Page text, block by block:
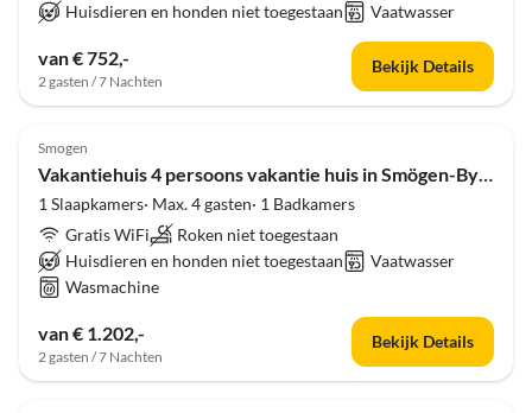
Huisdieren en honden niet toegestaan
Vaatwasser
van € 752,-
2 gasten / 7 Nachten
Bekijk Details
4.0 (2)
Smogen
Vakantiehuis 4 persoons vakantie huis in Smögen-By Traum
1 Slaapkamers· Max. 4 gasten· 1 Badkamers
Gratis WiFi
Roken niet toegestaan
Huisdieren en honden niet toegestaan
Vaatwasser
Wasmachine
van € 1.202,-
2 gasten / 7 Nachten
Bekijk Details
4.0 (2)